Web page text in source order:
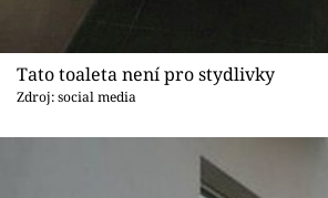
Tato toaleta není pro stydlivky
Zdroj: social media